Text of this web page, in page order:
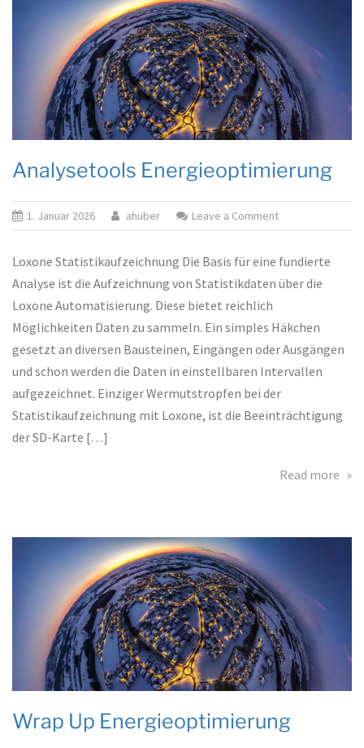
Analysetools Energieoptimierung
1. Januar 2026 ahuber Leave a Commenton
Analysetools
Loxone Statistikaufzeichnung Die Basis für eine fundierte
Analyse ist die Aufzeichnung von Statistikdaten über die
Loxone Automatisierung. Diese bietet reichlich
Möglichkeiten Daten zu sammeln. Ein simples Häkchen
gesetzt an diversen Bausteinen, Eingängen oder Ausgängen
und schon werden die Daten in einstellbaren Intervallen
aufgezeichnet. Einziger Wermutstropfen bei der
Statistikaufzeichnung mit Loxone, ist die Beeinträchtigung
der SD-Karte […]
Read more
Wrap Up Energieoptimierung